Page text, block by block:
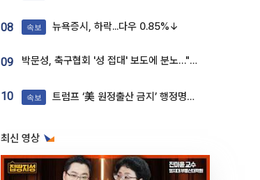
08 속보 뉴욕증시, 하락...다우 0.85%↓
09 박문성, 축구협회 '성 접대' 보도에 분노…"다 말아먹으려고 작정했나"
10 속보 트럼프 ‘美 원정출산 금지’ 행정명령 서명
최신 영상